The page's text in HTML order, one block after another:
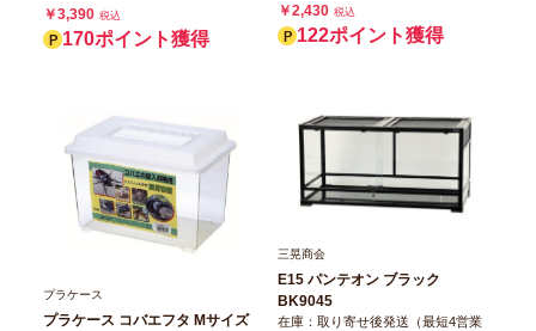
￥3,390 税込
170ポイント獲得
￥2,430 税込
122ポイント獲得
プラケース
プラケース コバエフタ Mサイズ
三晃商会
E15 パンテオン ブラック
BK9045
在庫：取り寄せ後発送（最短4営業